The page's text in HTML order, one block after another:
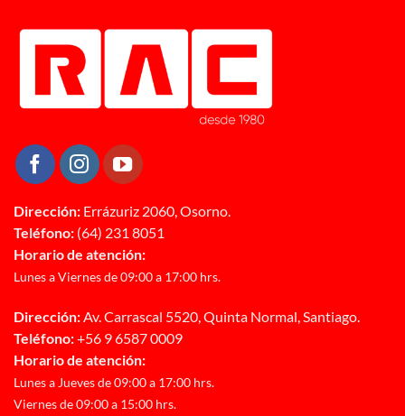
Dirección: Errázuriz 2060, Osorno.
Teléfono: (64) 231 8051
Horario de atención:
Lunes a Viernes de 09:00 a 17:00 hrs.
Dirección: Av. Carrascal 5520, Quinta Normal, Santiago.
Teléfono:+56 9 6587 0009
Horario de atención:
Lunes a Jueves de 09:00 a 17:00 hrs.
Viernes de 09:00 a 15:00 hrs.